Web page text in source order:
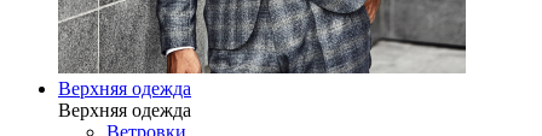
Верхняя одежда
Верхняя одежда